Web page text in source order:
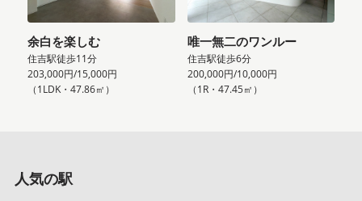
余白を楽しむ
住吉駅徒歩11分
203,000円/15,000円
（1LDK・47.86㎡）
唯一無二のワンルー
住吉駅徒歩6分
200,000円/10,000円
（1R・47.45㎡）
人気の駅